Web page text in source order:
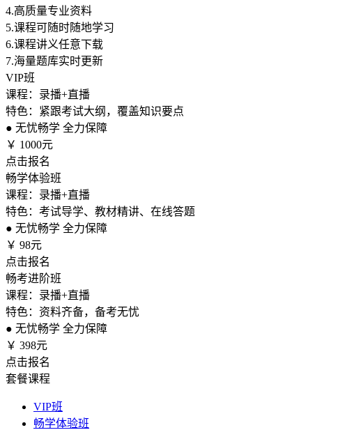
4.高质量专业资料
5.课程可随时随地学习
6.课程讲义任意下载
7.海量题库实时更新
VIP班
课程：录播+直播
特色：紧跟考试大纲，覆盖知识要点
● 无忧畅学 全力保障
￥ 1000元
点击报名
畅学体验班
课程：录播+直播
特色：考试导学、教材精讲、在线答题
● 无忧畅学 全力保障
￥ 98元
点击报名
畅考进阶班
课程：录播+直播
特色：资料齐备，备考无忧
● 无忧畅学 全力保障
￥ 398元
点击报名
套餐课程
VIP班
畅学体验班